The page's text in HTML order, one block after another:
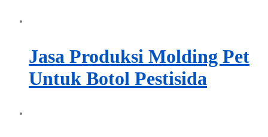
Jasa Produksi Molding Pet
Untuk Botol Pestisida